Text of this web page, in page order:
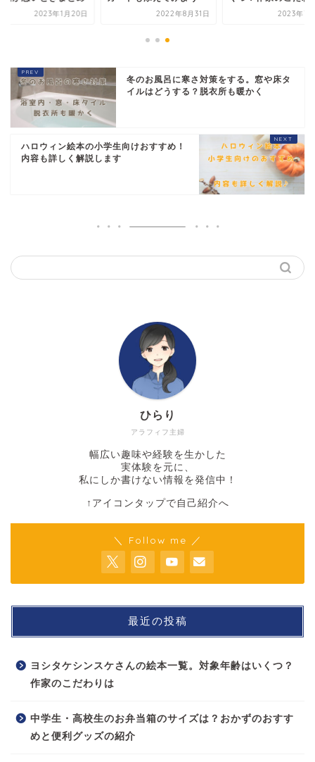
2023年1月20日 2022年8月31日 2023年7
冬のお風呂に寒さ対策をする。窓や床タ
イルはどうする？脱衣所も暖かく
ハロウィン絵本の小学生向けおすすめ！
内容も詳しく解説します
アラフィフ主婦
ひらり
幅広い趣味や経験を生かした
実体験を元に、
私にしか書けない情報を発信中！
↑アイコンタップで自己紹介へ
＼ Follow me ／
最近の投稿
ヨシタケシンスケさんの絵本一覧。対象年齢はいくつ？
作家のこだわりは
中学生・高校生のお弁当箱のサイズは？おかずのおすす
めと便利グッズの紹介